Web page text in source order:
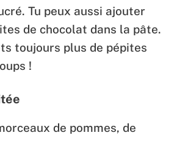
Tu peux aussi ajouter
de chocolat dans la pâte.
toujours plus de pépites
!
de pommes, de